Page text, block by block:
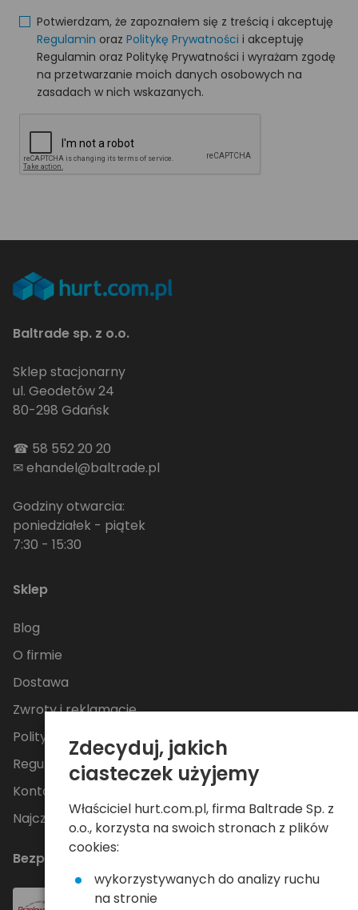
Potwierdzam, że zapoznałem się z treścią i akceptuję
Regulamin oraz Politykę Prywatności i akceptuję
Regulamin oraz Politykę Prywatności i wyrażam zgodę
na przetwarzanie moich danych osobowych na
zasadach w nich wskazanych.
Baltrade sp. z o.o.
Sklep stacjonarny
ul. Geodetów 24
80-298 Gdańsk
☎ 58 552 20 20
✉ehandel@baltrade.pl
Godziny otwarcia:
poniedziałek - piątek
7:30 - 15:30
Sklep
Blog
O firmie
Dostawa
Zwroty i reklamacje
Polityka Prywatności
Regulamin
Kontakt
Najczęściej zadawane pytania
Bezpieczne płatności
Zdecyduj, jakich
ciasteczek użyjemy
Właściciel hurt.com.pl, firma Baltrade Sp. z
o.o., korzysta na swoich stronach z plików
cookies:
wykorzystywanych do analizy ruchu
na stronie